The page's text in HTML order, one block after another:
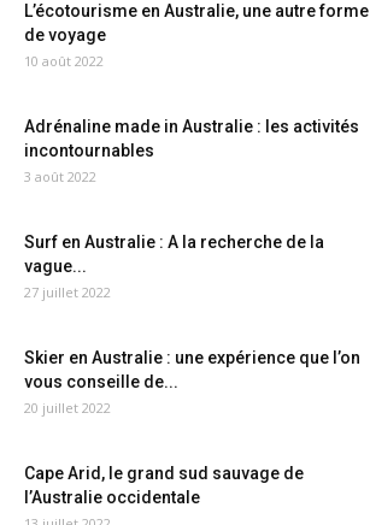
L’écotourisme en Australie, une autre forme
de voyage
10 août 2022
Adrénaline made in Australie : les activités
incontournables
3 août 2022
Surf en Australie : A la recherche de la
vague...
27 juillet 2022
Skier en Australie : une expérience que l’on
vous conseille de...
20 juillet 2022
Cape Arid, le grand sud sauvage de
l’Australie occidentale